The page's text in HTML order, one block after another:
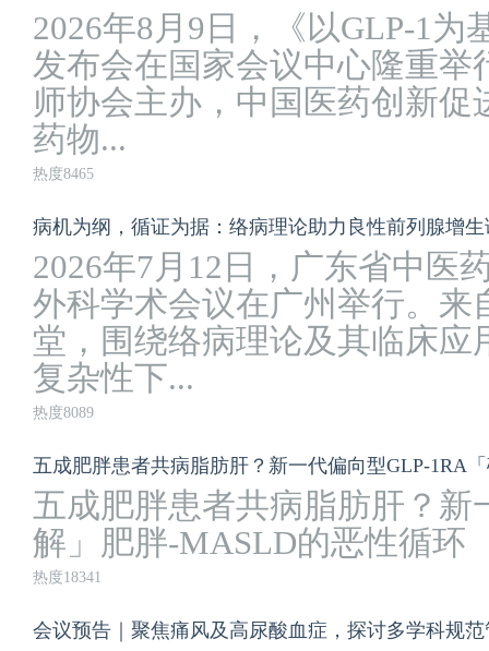
2026年8月9日，《以GLP-1
发布会在国家会议中心隆重举
师协会主办，中国医药创新
药物...
热度8465
病机为纲，循证为据：络病理论助力良性前列腺增
2026年7月12日，广东省中医
外科学术会议在广州举行。来
堂，围绕络病理论及其临床应
复杂性下...
热度8089
五成肥胖患者共病脂肪肝？新一代偏向型GLP-1RA
五成肥胖患者共病脂肪肝？新
解」肥胖-MASLD的恶性循环
热度18341
会议预告｜聚焦痛风及高尿酸血症，探讨多学科规